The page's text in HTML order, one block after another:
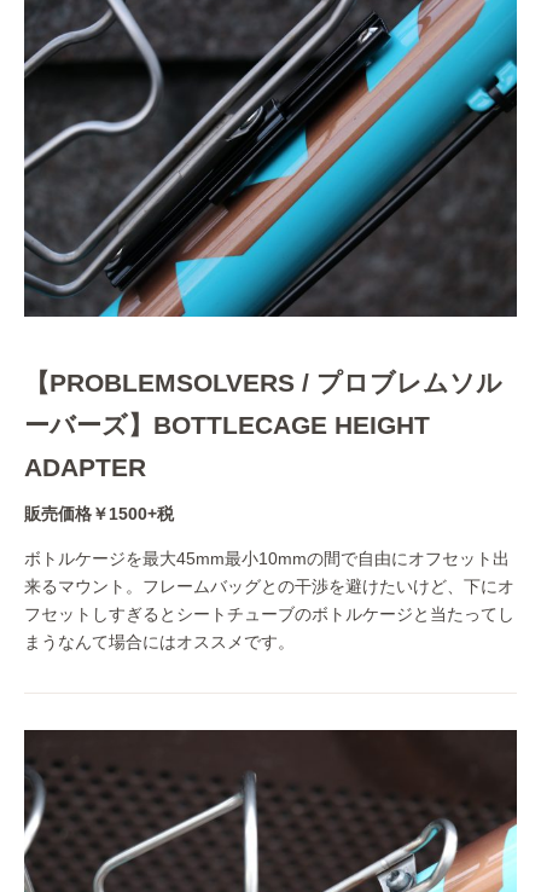
【PROBLEMSOLVERS / プロブレムソル
ーバーズ】BOTTLECAGE HEIGHT
ADAPTER
販売価格￥1500+税
ボトルケージを最大45mm最小10mmの間で自由にオフセット出
来るマウント。フレームバッグとの干渉を避けたいけど、下にオ
フセットしすぎるとシートチューブのボトルケージと当たってし
まうなんて場合にはオススメです。